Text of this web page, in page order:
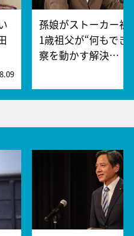
孫娘がストーカー
1歳祖父が“何もでき
察を動かす解決…